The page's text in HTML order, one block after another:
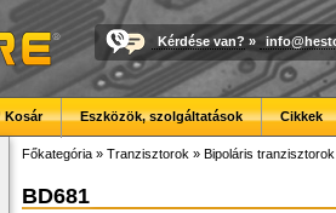
Kérdése van? »
Kosár Eszközök, szolgáltatások Cikkek
Főkategória » Tranzisztorok » Bipoláris tranzisztorok
BD681